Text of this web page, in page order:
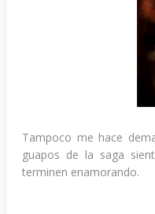
Tampoco me hace
guapos de la saga
terminen enamorando.